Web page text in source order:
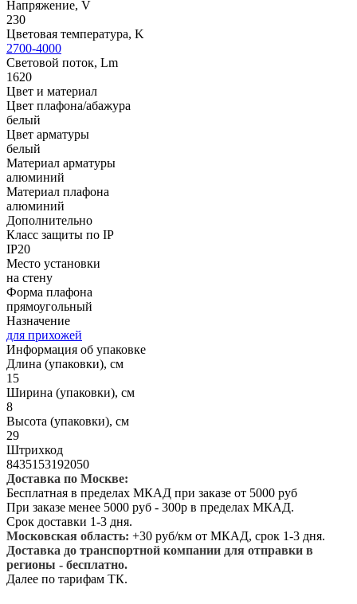
Напряжение, V
230
Цветовая температура, K
2700-4000
Световой поток, Lm
1620
Цвет и материал
Цвет плафона/абажура
белый
Цвет арматуры
белый
Материал арматуры
алюминий
Материал плафона
алюминий
Дополнительно
Класс защиты по IP
IP20
Место установки
на стену
Форма плафона
прямоугольный
Назначение
для прихожей
Информация об упаковке
Длина (упаковки), см
15
Ширина (упаковки), см
8
Высота (упаковки), см
29
Штрихкод
8435153192050
Доставка по Москве:
Бесплатная в пределах МКАД при заказе от 5000 руб
При заказе менее 5000 руб - 300р в пределах МКАД.
Срок доставки 1-3 дня.
Московская область: +30 руб/км от МКАД, срок 1-3 дня.
Доставка до транспортной компании для отправки в
регионы - бесплатно.
Далее по тарифам ТК.